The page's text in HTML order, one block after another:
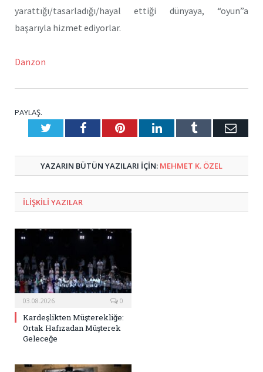
yarattığı/tasarladığı/hayal ettiği dünyaya, “oyun”a
başarıyla hizmet ediyorlar.
Danzon
PAYLAŞ.
TwitterFacebookPinterestLinkedInTumblr E-
YAZARIN BÜTÜN YAZILARI IÇIN: MEHMET K. ÖZEL
ILIŞKILI YAZILAR
03.08.2026 0
Kardeşlikten Müşterekliğe:
Ortak Hafızadan Müşterek
Geleceğe